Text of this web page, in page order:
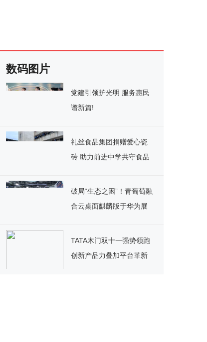
数码图片
党建引领护光明 服务惠民
谱新篇!
礼丝食品集团捐赠爱心瓷
砖 助力前进中学共守食品
破局“生态之困”！青葡萄融
合云桌面麒麟版于华为展
办公新纪元
TATA木门双十一强势领跑
创新产品力叠加平台革新